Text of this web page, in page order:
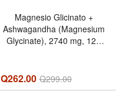
Magnesio Glicinato +
Ashwagandha (Magnesium
Glycinate), 2740 mg, 120
Q262.00 Q299.00